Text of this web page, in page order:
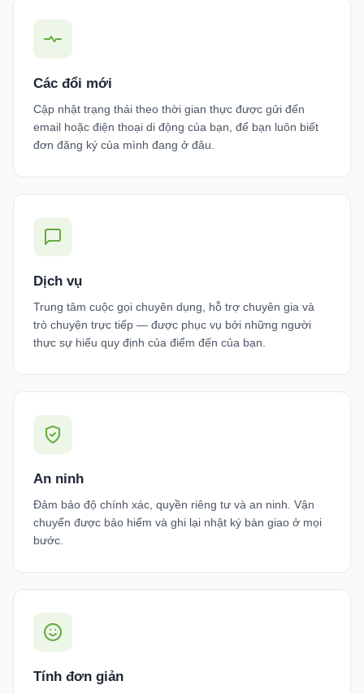
Các đổi mới
Cập nhật trạng thái theo thời gian thực được gửi đến
email hoặc điện thoại di động của bạn, để bạn luôn biết
đơn đăng ký của mình đang ở đâu.
Dịch vụ
Trung tâm cuộc gọi chuyên dụng, hỗ trợ chuyên gia và
trò chuyện trực tiếp — được phục vụ bởi những người
thực sự hiểu quy định của điểm đến của bạn.
An ninh
Đảm bảo độ chính xác, quyền riêng tư và an ninh. Vận
chuyển được bảo hiểm và ghi lại nhật ký bàn giao ở mọi
bước.
Tính đơn giản